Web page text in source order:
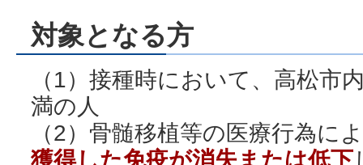
対象となる方
（1）接種時において、高松市
満の人
（2）骨髄移植等の医療行為に
獲得した免疫が消失または低下